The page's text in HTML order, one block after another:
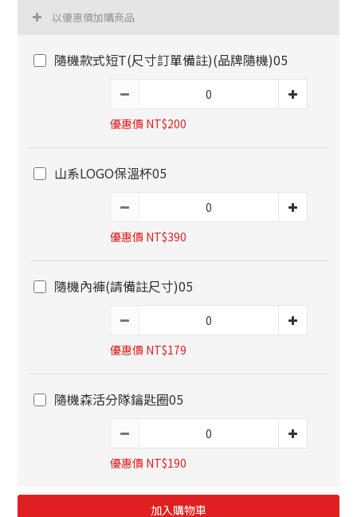
以優惠價加購商品
隨機款式短T(尺寸訂單備註)(品牌隨機)05
優惠價 NT$200
山系LOGO保溫杯05
優惠價 NT$390
隨機內褲(請備註尺寸)05
優惠價 NT$179
隨機森活分隊鑰匙圈05
優惠價 NT$190
加入購物車